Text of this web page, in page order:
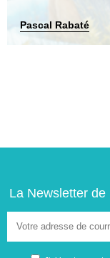
Pascal Rabaté
La Newsletter